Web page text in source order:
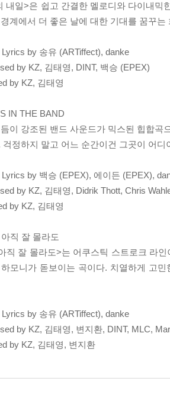
내일>은 쉽고 간결한 멜로디와 다이내믹
계에서 더 좋은 날에 대한 기대를 꿈꾸
Lyrics by 송유 (ARTiffect), danke
by KZ, 김태영, DINT, 백승 (EPEX)
by KZ, 김태영
IN THE BAND
이 강조된 밴드 사운드가 믹스된 힙합
걱정하지 말고 어느 순간이건 그곳이 어
Lyrics by 백승 (EPEX), 에이든 (EPEX),
by KZ, 김태영, Didrik Thott, Chris
by KZ, 김태영
직 잘 몰라도
직 잘 몰라도>는 어쿠스틱 스트로크 라
모니가 돋보이는 곡이다. 치열하게 고
Lyrics by 송유 (ARTiffect), danke
by KZ, 김태영, 변지환, DINT, MLC,
by KZ, 김태영, 변지환